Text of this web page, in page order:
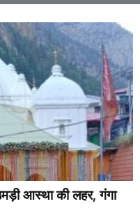
आस्था की लहर, गंगा